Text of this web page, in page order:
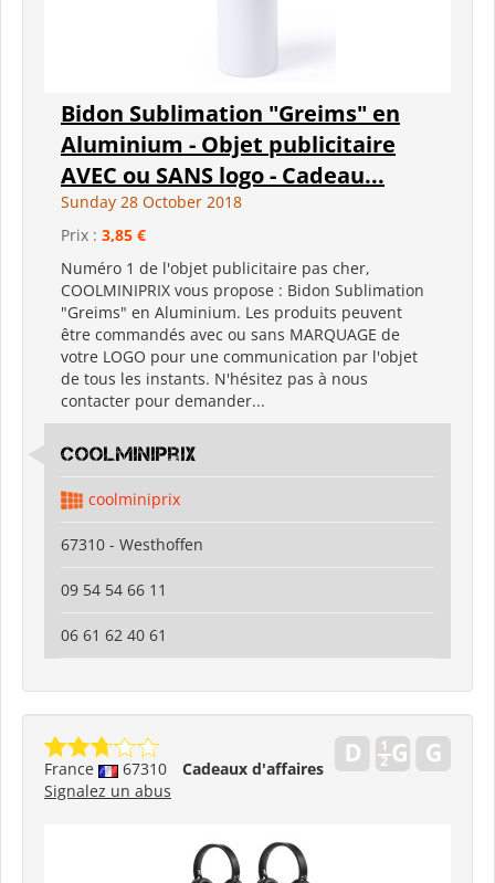
Bidon Sublimation "Greims" en
Aluminium - Objet publicitaire
AVEC ou SANS logo - Cadeau...
Sunday 28 October 2018
Prix : 3,85 €
Numéro 1 de l'objet publicitaire pas cher,
COOLMINIPRIX vous propose : Bidon Sublimation
"Greims" en Aluminium. Les produits peuvent
être commandés avec ou sans MARQUAGE de
votre LOGO pour une communication par l'objet
de tous les instants. N'hésitez pas à nous
contacter pour demander...
coolminiprix
coolminiprix
67310 - Westhoffen
09 54 54 66 11
06 61 62 40 61
France 67310
Cadeaux d'affaires
Signalez un abus